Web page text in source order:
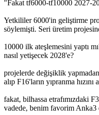
"Fakat tf6000-tf10000 2027-
Yetkililer 6000'in geliştirme
söylemişti. Seri üretim
10000 ilk ateşlemesini yaptı
nasıl yetişecek 2028'e?
projelerde değişiklik
alıp F16'ların yıpranma hızını
fakat, bilhassa etrafımızdaki
vadede, benim favorim Anka3